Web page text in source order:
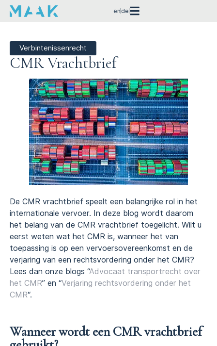
en de
Verbintenissenrecht
CMR Vrachtbrief
De CMR vrachtbrief speelt een belangrijke rol in het
internationale vervoer. In deze blog wordt daarom
het belang van de CMR vrachtbrief toegelicht. Wilt u
eerst weten wat het CMR is, wanneer het van
toepassing is op een vervoersovereenkomst en de
verjaring van een rechtsvordering onder het CMR?
Lees dan onze blogs “Advocaat transportrecht over
het CMR” en “Verjaring rechtsvordering onder het
CMR“.
Wanneer wordt een CMR vrachtbrief